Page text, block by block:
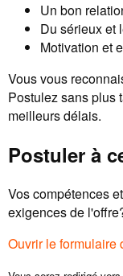
Un bon
Du sérieux et
Motivation et
Vous vous
Postulez sans plus
meilleurs délais.
Postuler à
Vos compétences
exigences de
Ouvrir le formulaire